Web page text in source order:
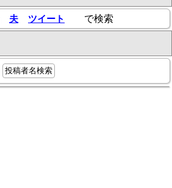
夫 ツイート で検索
投稿者名検索